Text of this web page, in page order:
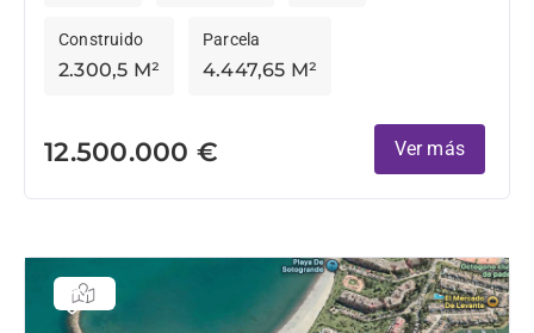
2.300,5 M²
Construido
4.447,65 M²
Parcela
12.500.000 € Ver más